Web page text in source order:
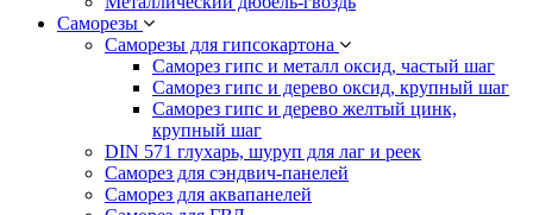
Саморезы
Саморезы для гипсокартона
Саморез гипс и металл оксид, частый шаг
Саморез гипс и дерево оксид, крупный шаг
Саморез гипс и дерево желтый цинк,
крупный шаг
DIN 571 глухарь, шуруп для лаг и реек
Саморез для сэндвич-панелей
Саморез для аквапанелей